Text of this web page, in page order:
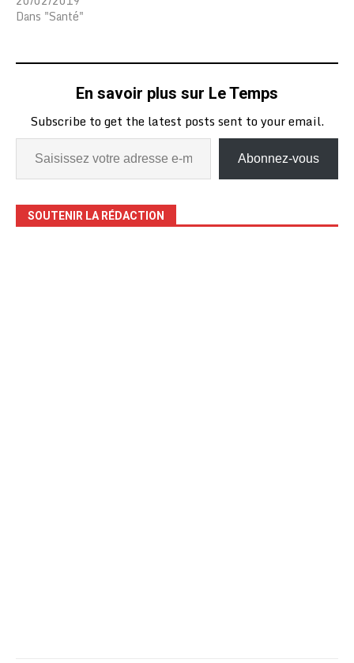
Dans "Santé"
En savoir plus sur Le Temps
Subscribe to get the latest posts sent to your email.
Abonnez-vous
SOUTENIR LA RÉDACTION